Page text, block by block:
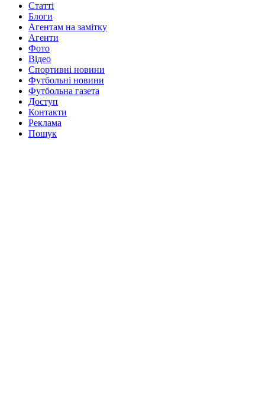
Статті
Блоги
Агентам на замітку
Агенти
Фото
Відео
Спортивні новини
Футбольні новини
Футбольна газета
Доступ
Контакти
Реклама
Пошук